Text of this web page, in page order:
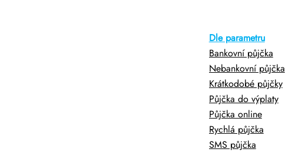
Dle parametru
Bankovní půjčka
Nebankovní půjčka
Krátkodobé půjčky
Půjčka do výplaty
Půjčka online
Rychlá půjčka
SMS půjčka